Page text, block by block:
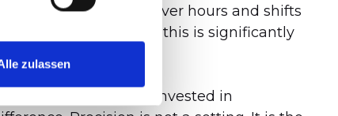
zulassen
surface finish over hours and shifts
delivering this is significantly
and days previously invested in